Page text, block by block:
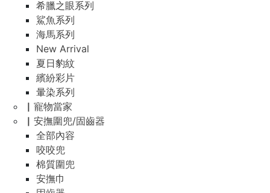
希臘之眼系列
鯊魚系列
海馬系列
New Arrival
夏日豹紋
繽紛彩片
暈染系列
▏寵物當家
▏安撫圍兜/固齒器
全部內容
咬咬兜
棉質圍兜
安撫巾